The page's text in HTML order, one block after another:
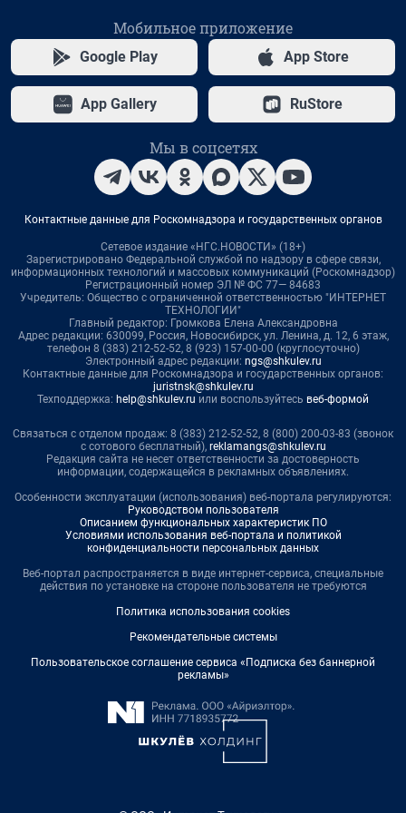
Мобильное приложение
Google Play App Store
App Gallery RuStore
Мы в соцсетях
Контактные данные для Роскомнадзора и государственных органов
Сетевое издание «НГС.НОВОСТИ» (18+)
Зарегистрировано Федеральной службой по надзору в сфере связи,
информационных технологий и массовых коммуникаций (Роскомнадзор)
Регистрационный номер ЭЛ № ФС 77— 84683
Учредитель: Общество с ограниченной ответственностью "ИНТЕРНЕТ
ТЕХНОЛОГИИ"
Главный редактор: Громкова Елена Александровна
Адрес редакции: 630099, Россия, Новосибирск, ул. Ленина, д. 12, 6 этаж,
телефон 8 (383) 212-52-52, 8 (923) 157-00-00 (круглосуточно)
Электронный адрес редакции: ngs@shkulev.ru
Контактные данные для Роскомнадзора и государственных органов:
juristnsk@shkulev.ru
Техподдержка: help@shkulev.ru или воспользуйтесь веб-формой
Связаться с отделом продаж: 8 (383) 212-52-52, 8 (800) 200-03-83 (звонок
с сотового бесплатный), reklamangs@shkulev.ru
Редакция сайта не несет ответственности за достоверность
информации, содержащейся в рекламных объявлениях.
Особенности эксплуатации (использования) веб-портала регулируются:
Руководством пользователя
Описанием функциональных характеристик ПО
Условиями использования веб-портала и политикой
конфиденциальности персональных данных
Веб-портал распространяется в виде интернет-сервиса, специальные
действия по установке на стороне пользователя не требуются
Политика использования cookies
Рекомендательные системы
Пользовательское соглашение сервиса «Подписка без баннерной
рекламы»